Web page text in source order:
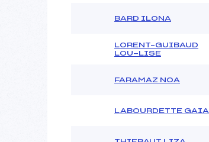
BARD ILONA
LORENT–GUIBAUD
LOU-LISE
FARAMAZ NOA
LABOURDETTE GAIA